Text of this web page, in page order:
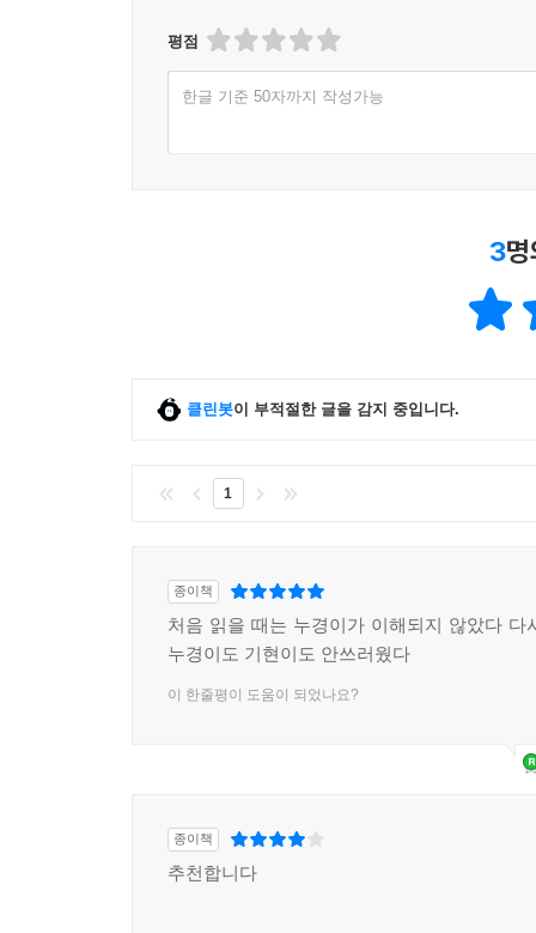
평점
한글 기준 50자까지 작성가능
3
클린봇이 부적절한 글을 감지 중입니다.
1
종이책
처음 읽을 때는 누경이가 이해되지 않았다 다
누경이도 기현이도 안쓰러웠다
이 한줄평이 도움이 되었나요?
종이책
추천합니다